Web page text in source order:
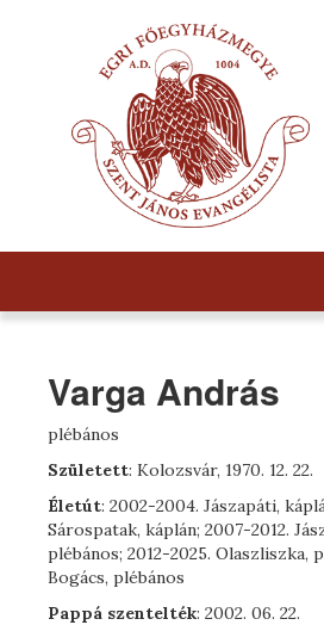
Varga András
plébános
Született: Kolozsvár, 1970. 12. 22.
Életút: 2002-2004. Jászapáti,
Sárospatak, káplán; 2007-2012.
plébános; 2012-2025. Olaszliszka,
Bogács, plébános
Pappá szentelték: 2002. 06. 22.